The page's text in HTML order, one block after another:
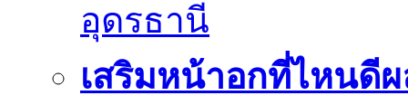
อุดรธานี
เสริมหน้าอกที่ไหนดี